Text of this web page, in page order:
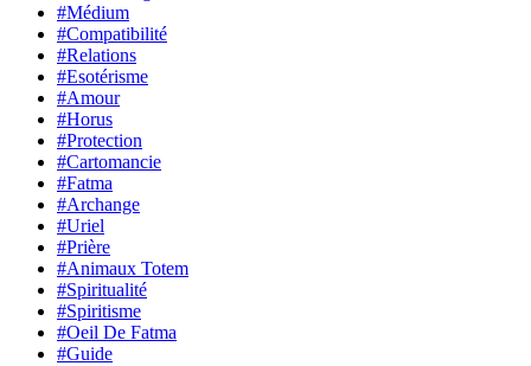
#Médium
#Compatibilité
#Relations
#Esotérisme
#Amour
#Horus
#Protection
#Cartomancie
#Fatma
#Archange
#Uriel
#Prière
#Animaux Totem
#Spiritualité
#Spiritisme
#Oeil De Fatma
#Guide